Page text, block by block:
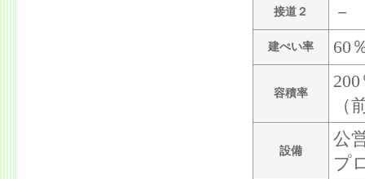
接道２ －
建ぺい率 60
容積率
（
設備
公
プ